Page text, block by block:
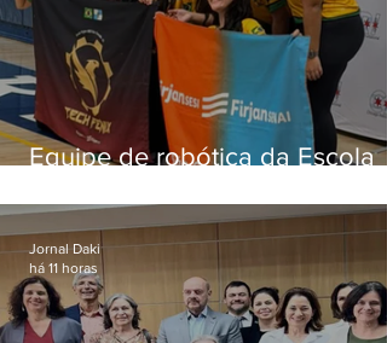
Equipe de robótica da Escola
prêmio internacional nos EUA
Jornal Daki
há 11 horas